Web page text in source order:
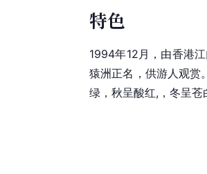
特色
1994年12月，由香港
猿洲正名，供游人观赏
绿，秋呈酸红,，冬呈苍